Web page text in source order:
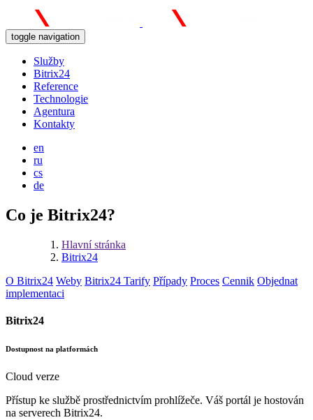
toggle navigation
Služby
Bitrix24
Reference
Technologie
Agentura
Kontakty
en
ru
cs
de
Co je Bitrix24?
Hlavní stránka
Bitrix24
O Bitrix24 Weby Bitrix24 Tarify Případy Proces Cennik Objednat
implementaci
Bitrix24
Dostupnost na platformách
Cloud verze
Přístup ke službě prostřednictvím prohlížeče. Váš portál je hostován
na serverech Bitrix24.